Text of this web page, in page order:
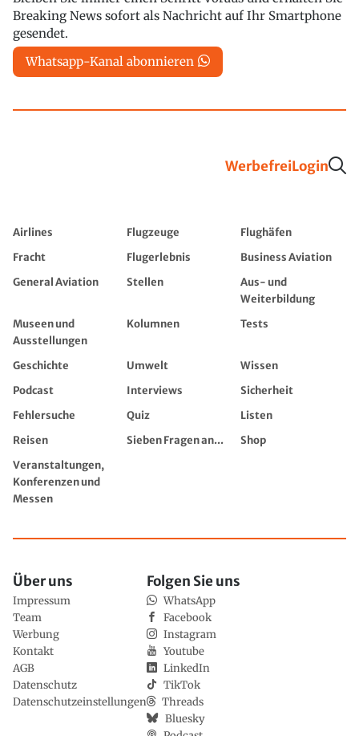
Breaking News sofort als Nachricht auf Ihr Smartphone
gesendet.
Whatsapp-Kanal abonnieren
WerbefreiLogin
Airlines Flugzeuge
Flughäfen
Fracht
Flugerlebnis
Business Aviation
General Aviation
Stellen
Aus- und
Weiterbildung
Museen und
Ausstellungen
Kolumnen Tests
Geschichte Umwelt
Wissen
Podcast
Interviews
Sicherheit
Fehlersuche
Quiz
Listen
Reisen
Sieben Fragen an...
Shop
Veranstaltungen,
Konferenzen und
Messen
Über uns
Impressum
Team
Werbung
Kontakt
AGB
Datenschutz
Datenschutzeinstellungen
Folgen Sie uns
WhatsApp
Facebook
Instagram
Youtube
LinkedIn
TikTok
Threads
Bluesky